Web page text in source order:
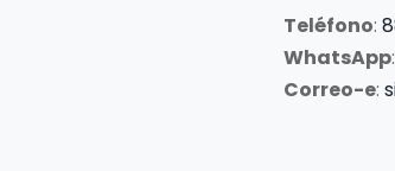
Teléfono:
WhatsApp:
Correo-e: